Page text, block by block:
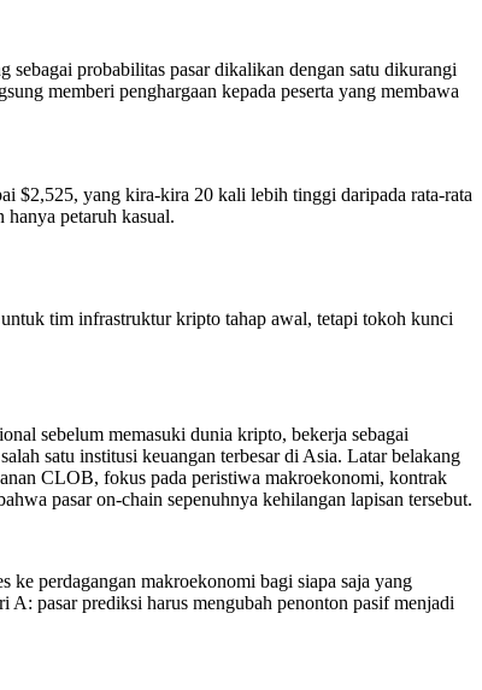
probabilitas pasar dikalikan dengan satu dikurangi
memberi penghargaan kepada peserta yang membawa
$2,525, yang kira-kira 20 kali lebih tinggi daripada rata-rata
petaruh kasual.
tim infrastruktur kripto tahap awal, tetapi tokoh kunci
sebelum memasuki dunia kripto, bekerja sebagai
satu institusi keuangan terbesar di Asia. Latar belakang
CLOB, fokus pada peristiwa makroekonomi, kontrak
pasar on-chain sepenuhnya kehilangan lapisan tersebut.
ke perdagangan makroekonomi bagi siapa saja yang
pasar prediksi harus mengubah penonton pasif menjadi